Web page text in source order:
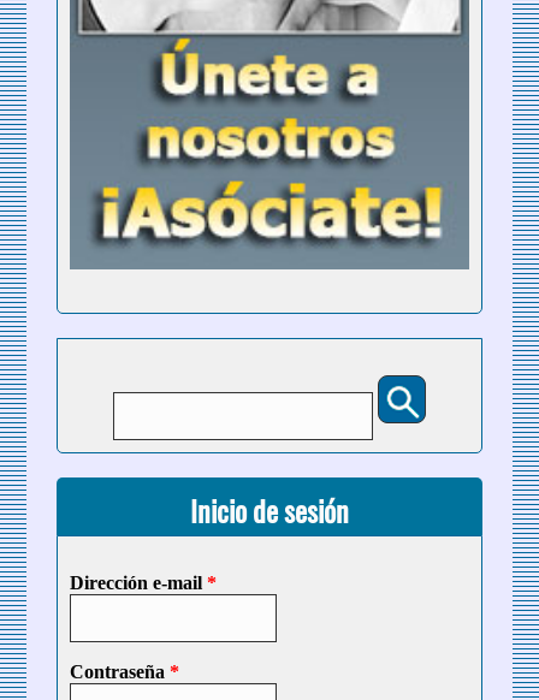
Inicio de sesión
Dirección e-mail *
Contraseña *